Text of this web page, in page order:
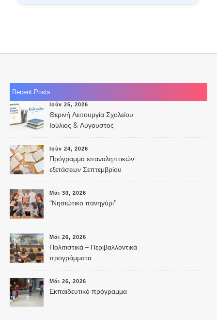
Recent Posts
Ιούν 25, 2026
Θερινή Λειτουργία Σχολείου:
Ιούλιος & Αύγουστος
Ιούν 24, 2026
Πρόγραμμα επαναληπτικών
εξετάσεων Σεπτεμβρίου
2026
Μάι 30, 2026
“Νησιώτικο πανηγύρι”
Μάι 26, 2026
Πολιτιστικά – Περιβαλλοντικά
προγράμματα
Μάι 26, 2026
Εκπαιδευτικό πρόγραμμα